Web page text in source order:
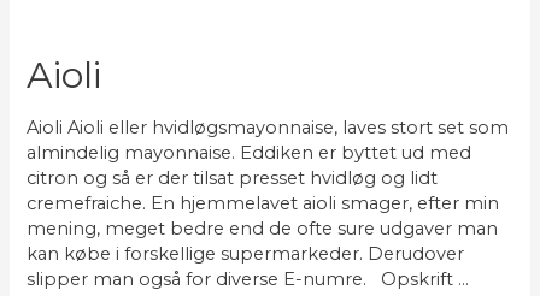
Aioli
Aioli Aioli eller hvidløgsmayonnaise, laves stort set som
almindelig mayonnaise. Eddiken er byttet ud med
citron og så er der tilsat presset hvidløg og lidt
cremefraiche. En hjemmelavet aioli smager, efter min
mening, meget bedre end de ofte sure udgaver man
kan købe i forskellige supermarkeder. Derudover
slipper man også for diverse E-numre. Opskrift …